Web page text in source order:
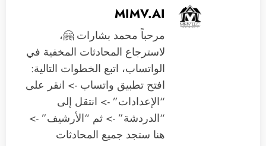
MIMV.AI
مرحباً محمد بشارات 🤗،
لاسترجاع المحادثات المخفية في
الواتساب، اتبع الخطوات التالية:
افتح تطبيق واتساب -> انقر على
“الإعدادات” -> انتقل إلى
“الدردشة” -> ثم “الأرشيف” ->
هنا ستجد جميع المحادثات